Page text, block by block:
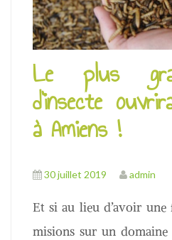
Le plus
d’insecte
à Amiens !
30 juillet 2019 admin
Et si au lieu d’avoir une
misions sur un domaine